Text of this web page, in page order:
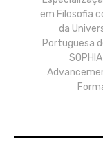
em Filosofia
da
Portuguesa